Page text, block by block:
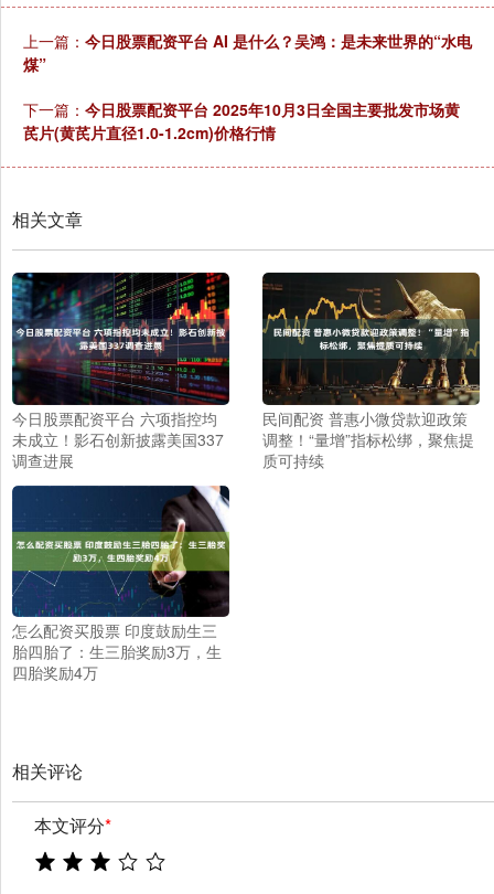
上一篇： 今日股票配资平台 AI 是什么？吴鸿：是未来世界的“水电
煤”
下一篇： 今日股票配资平台 2025年10月3日全国主要批发市场黄
芪片(黄芪片直径1.0-1.2cm)价格行情
相关文章
今日股票配资平台 六项指控均
未成立！影石创新披露美国337
调查进展
民间配资 普惠小微贷款迎政策
调整！“量增”指标松绑，聚焦提
质可持续
怎么配资买股票 印度鼓励生三
胎四胎了：生三胎奖励3万，生
四胎奖励4万
相关评论
本文评分*